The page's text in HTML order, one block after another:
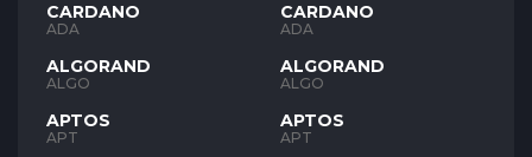
CARDANO
ADA
ALGORAND
ALGO
APTOS
APT
CARDANO
ADA
ALGORAND
ALGO
APTOS
APT